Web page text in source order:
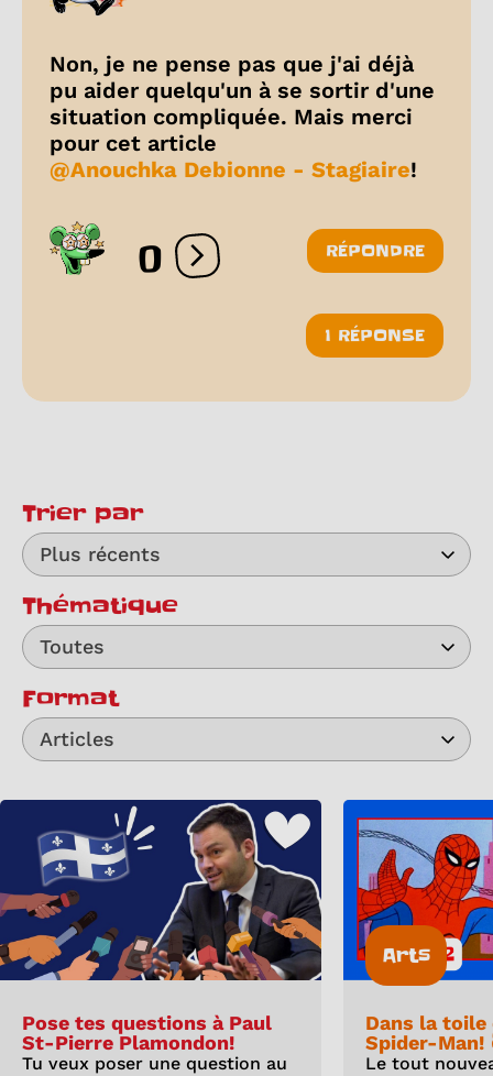
Non, je ne pense pas que j'ai déjà
pu aider quelqu'un à se sortir d'une
situation compliquée. Mais merci
pour cet article
@Anouchka Debionne - Stagiaire!
0 Ouvrir les réactions
RÉPONDRE
1 RÉPONSE
Trier par
Plus récents
Thématique
Toutes
Format
Articles
Pose tes questions à Paul
St-Pierre Plamondon!
Tu veux poser une question au
Arts
Dans la toile
Spider-
Le tout